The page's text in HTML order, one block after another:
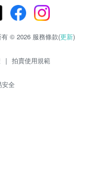
© 2026 服務條款(更新)
| 拍賣使用規範
安全